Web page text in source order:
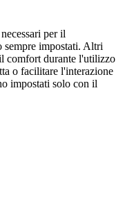
per il
sempre impostati. Altri
comfort durante l'utilizzo
o facilitare l'interazione
impostati solo con il